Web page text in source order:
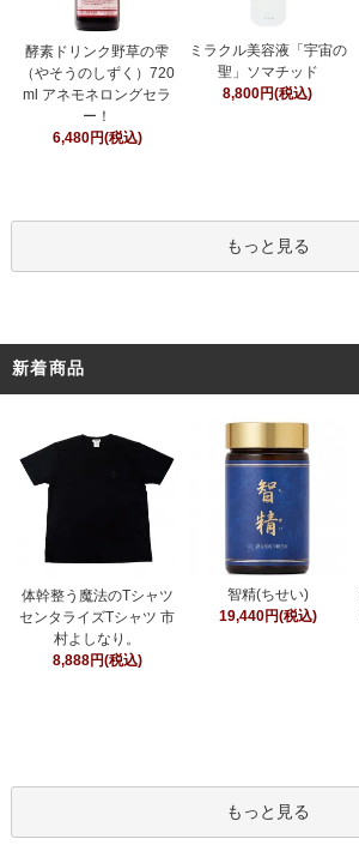
酵素ドリンク野草の雫
（やそうのしずく）720
ml アネモネロングセラ
ー！
6,480円(税込)
ミラクル美容液「宇宙の
聖」ソマチッド
8,800円(税込)
もっと見る
新着商品
体幹整う魔法のTシャツ
センタライズTシャツ 市
村よしなり。
8,888円(税込)
智精(ちせい)
19,440円(税込)
もっと見る